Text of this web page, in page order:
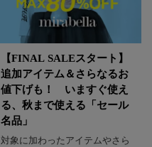
【FINAL SALEスタート】
追加アイテム＆さらなるお
値下げも！ いますぐ使え
る、秋まで使える「セール
名品」
対象に加わったアイテムやさら